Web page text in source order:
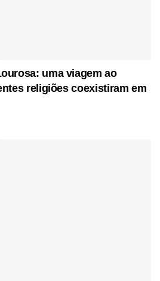
uma viagem ao
religiões coexistiram em